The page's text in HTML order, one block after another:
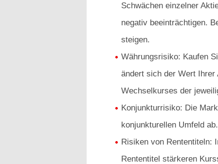
Schwächen einzelner
negativ beeinträchtigen.
steigen.
Währungsrisiko: Kaufen
ändert sich der Wert
Wechselkurses der
Konjunkturrisiko: Die
konjunkturellen Umfeld ab.
Risiken von Rententiteln:
Rententitel stärkeren